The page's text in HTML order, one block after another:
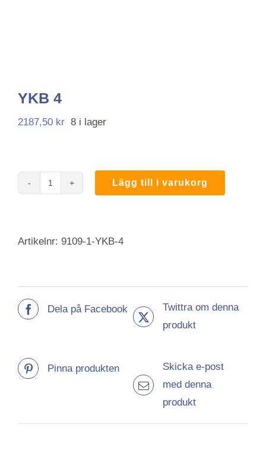
YKB 4
2187,50 kr 8 i lager
Lägg till i varukorg
Artikelnr: 9109-1-YKB-4
Dela på Facebook
Twittra om denna
produkt
Pinna produkten
Skicka e-post
med denna
produkt